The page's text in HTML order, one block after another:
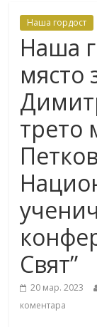
Наша гордост
Наша
място
трето
Свят”
20 мар. 2023
коментара